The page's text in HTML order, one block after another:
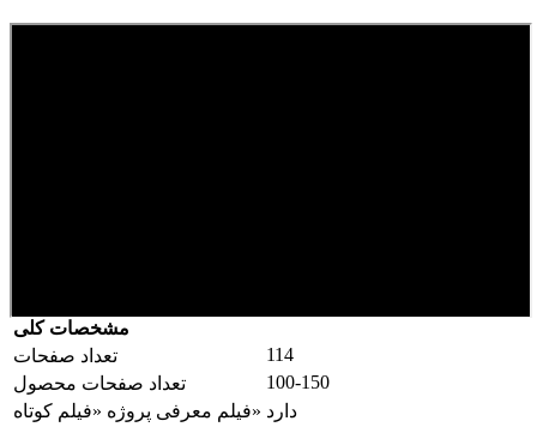
مشخصات کلی
تعداد صفحات
114
تعداد صفحات محصول
100-150
فیلم معرفی پروژه «فیلم کوتاه» دارد